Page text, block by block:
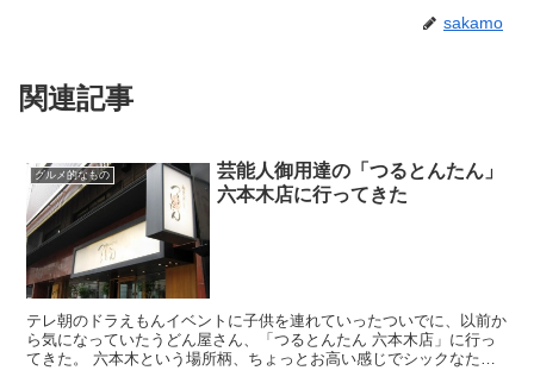
sakamo
関連記事
グルメ的なもの
芸能人御用達の「つるとんたん」
六本木店に行ってきた
テレ朝のドラえもんイベントに子供を連れていったついでに、以前か
ら気になっていたうどん屋さん、「つるとんたん 六本木店」に行っ
てきた。 六本木という場所柄、ちょっとお高い感じでシックなたた